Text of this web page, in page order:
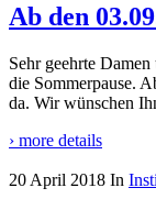
Ab den
Sehr geehrte
die Sommerpause.
da. Wir wünschen
› more details
20 April 2018 In